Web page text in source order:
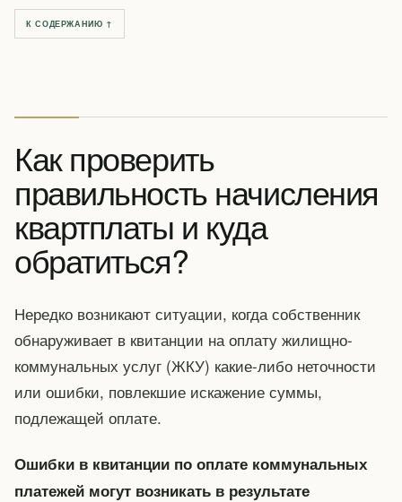
К СОДЕРЖАНИЮ ↑
Как проверить
правильность начисления
квартплаты и куда
обратиться?
Нередко возникают ситуации, когда собственник
обнаруживает в квитанции на оплату жилищно-
коммунальных услуг (ЖКУ) какие-либо неточности
или ошибки, повлекшие искажение суммы,
подлежащей оплате.
Ошибки в квитанции по оплате коммунальных
платежей могут возникать в результате